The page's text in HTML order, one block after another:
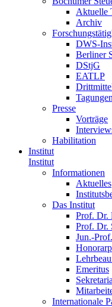
Aktuelle
Archiv
DWS-
Berliner
DStjG
EATLP
Presse
Vorträge
Habilitation
Institut
Institut
Informationen
Aktuelles
Das Institut
Prof. Dr.
Prof. Dr.
Jun.-
Emeritus
Internationale